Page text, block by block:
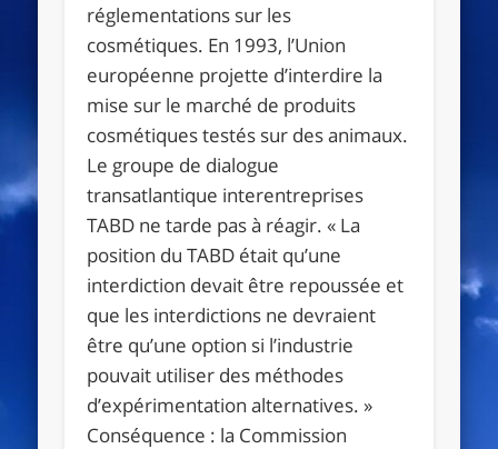
réglementations sur les
cosmétiques. En 1993, l’Union
européenne projette d’interdire la
mise sur le marché de produits
cosmétiques testés sur des animaux.
Le groupe de dialogue
transatlantique interentreprises
TABD ne tarde pas à réagir.« La
position du TABD était qu’une
interdiction devait être repoussée et
que les interdictions ne devraient
être qu’une option si l’industrie
pouvait utiliser des méthodes
d’expérimentation alternatives. »
Conséquence : la Commission